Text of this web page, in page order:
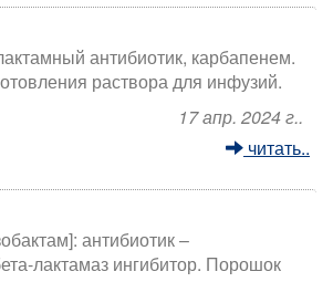
антибиотик, карбапенем.
раствора для инфузий.
17 апр. 2024 г..
читать..
антибиотик –
лактамаз ингибитор. Порошок